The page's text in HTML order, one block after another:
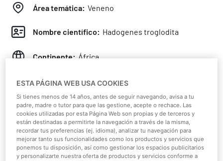
Área temática: Veneno
Nombre científico: Hadogenes troglodita
Continente:África
Hábitat: Sabana
Dieta:Carnívoro
Tamaño:20 cm
ESTA PÁGINA WEB USA COOKIES
Si tienes menos de 14 años, antes de seguir navegando, avisa a tu
padre, madre o tutor para que las gestione, acepte o rechace. Las
cookies utilizadas por esta Página Web son propias y de terceros y
están destinadas a permitirte la navegación a través de la misma,
recordar tus preferencias (ej. idioma), analizar tu navegación para
mejorar tanto sus funcionalidades como los productos y servicios que
ponemos tu disposición, así como gestionar los espacios publicitarios
y personalizarte nuestra oferta de productos y servicios conforme a